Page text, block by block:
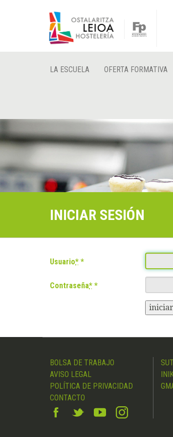
LA ESCUELA OFERTA FORMATIVA
INICIAR SESIÓN
Usuario*
Contraseña*
BOLSA DE TRABAJO
AVISO LEGAL
POLÍTICA DE PRIVACIDAD
CONTACTO